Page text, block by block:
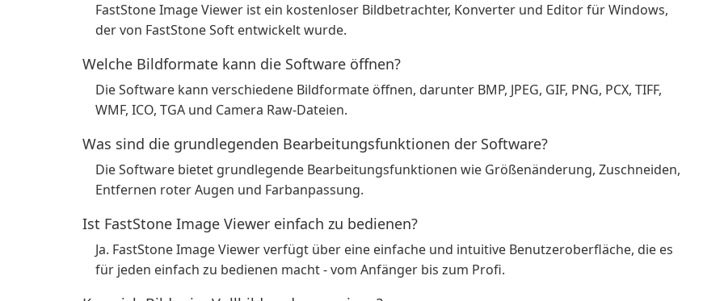
FastStone Image Viewer ist ein kostenloser Bildbetrachter, Konverter und Editor für Windows,
der von FastStone Soft entwickelt wurde.
Welche Bildformate kann die Software öffnen?
Die Software kann verschiedene Bildformate öffnen, darunter BMP, JPEG, GIF, PNG, PCX, TIFF,
WMF, ICO, TGA und Camera Raw-Dateien.
Was sind die grundlegenden Bearbeitungsfunktionen der Software?
Die Software bietet grundlegende Bearbeitungsfunktionen wie Größenänderung, Zuschneiden,
Entfernen roter Augen und Farbanpassung.
Ist FastStone Image Viewer einfach zu bedienen?
Ja. FastStone Image Viewer verfügt über eine einfache und intuitive Benutzeroberfläche, die es
für jeden einfach zu bedienen macht - vom Anfänger bis zum Profi.